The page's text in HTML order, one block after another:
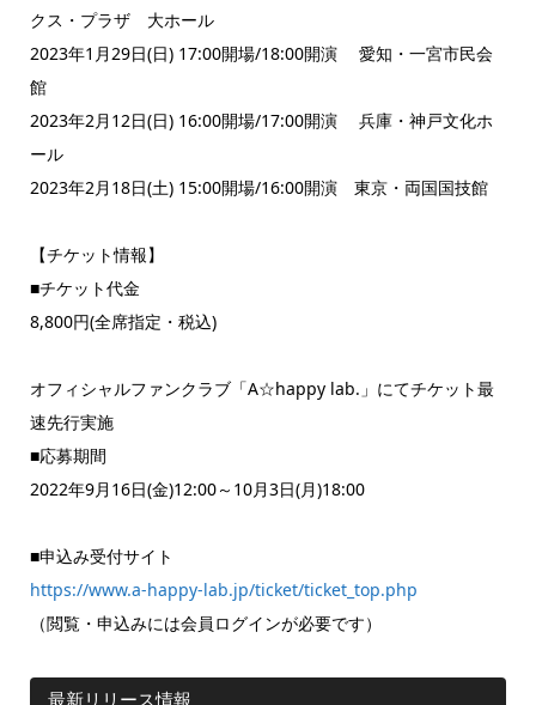
クス・プラザ 大ホール
2023年1月29日(日) 17:00開場/18:00開演 愛知・一宮市民会
館
2023年2月12日(日) 16:00開場/17:00開演 兵庫・神戸文化ホ
ール
2023年2月18日(土) 15:00開場/16:00開演 東京・両国国技館
【チケット情報】
■チケット代金
8,800円(全席指定・税込)
オフィシャルファンクラブ「A☆happy lab.」にてチケット最
速先行実施
■応募期間
2022年9月16日(金)12:00～10月3日(月)18:00
■申込み受付サイト
https://www.a-happy-lab.jp/ticket/ticket_top.php
（閲覧・申込みには会員ログインが必要です）
最新リリース情報